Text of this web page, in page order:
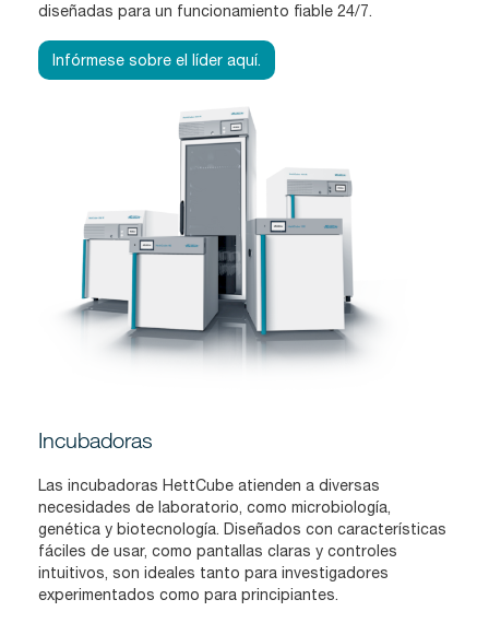
diseñadas para un funcionamiento fiable 24/7.
Infórmese sobre el líder aquí.
Incubadoras
Las incubadoras HettCube atienden a diversas
necesidades de laboratorio, como microbiología,
genética y biotecnología. Diseñados con características
fáciles de usar, como pantallas claras y controles
intuitivos, son ideales tanto para investigadores
experimentados como para principiantes.